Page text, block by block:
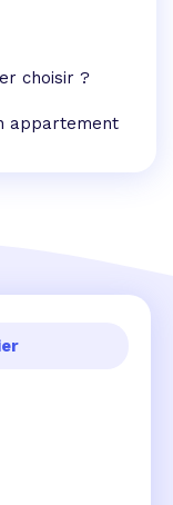
choisir ?
appartement